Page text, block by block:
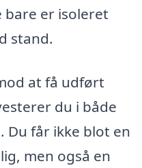
bare er isoleret
stand.
at få udført
du i både
Du får ikke blot en
men også en